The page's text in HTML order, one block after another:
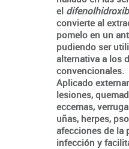
el
convierte al
pomelo en un
pudiendo ser
alternativa a los
convencionales.
Aplicado
lesiones,
eccemas,
uñas, herpes,
afecciones de la
infección y